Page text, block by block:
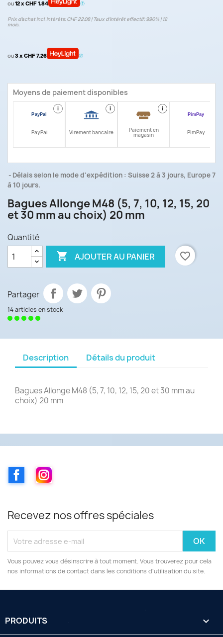
ou12 x CHF 1.84
Prix d’achat incl. intérêts: CHF 22.08 | Taux d‘intérêt effectif: 9.90% | 12
mois.
ou3 x CHF 7.26
Moyens de paiement disponibles
i
PayPal
i
Virement bancaire
i
Paiement en
magasin PimPay
Délais selon le mode d'expédition : Suisse 2 à 3 jours, Europe 7
à 10 jours.
Bagues Allonge M48 (5, 7, 10, 12, 15, 20
et 30 mm au choix) 20 mm
Quantité
 AJOUTER AU PANIER favorite_border
Partager
14 articles en stock
Description Détails du produit
Bagues Allonge M48 (5, 7, 10, 12, 15, 20 et 30 mm au
choix) 20 mm
FacebookInstagram
Recevez nos offres spéciales
Vous pouvez vous désinscrire à tout moment. Vous trouverez pour cela
nos informations de contact dans les conditions d'utilisation du site.
PRODUITS 